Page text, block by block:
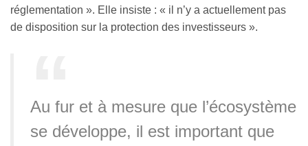
réglementation ». Elle insiste : « il n’y a actuellement pas
de disposition sur la protection des investisseurs ».
Au fur et à mesure que l’écosystème
se développe, il est important que